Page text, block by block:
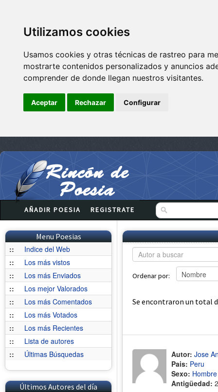
Utilizamos cookies
Usamos cookies y otras técnicas de rastreo para
mostrarte contenidos personalizados y anuncios
comprender de donde llegan nuestros visitantes.
Aceptar Rechazar Configurar
AÑADIR POESIA REGISTRATE
Menu Poesias
::
Indice del Web
::
Los más vistos
::
Los más Enviados
::
Los mejor Valorados
::
Los más Comentados
::
Los más Votados
::
Los más Recientes
::
Lista de autores
::
Últimas Búsquedas
Últimos Autores del día
Ordenar por:
Se encontraron un total
Autor: Jose
Pais: Peru
Sexo: Hombre
Antigüedad: